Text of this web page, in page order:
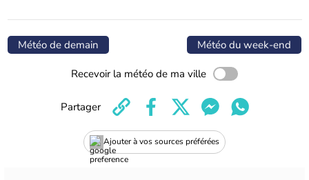
Météo de demain Météo du week-end
Recevoir la météo de ma ville
Ajouter à vos sources préférées
Partager